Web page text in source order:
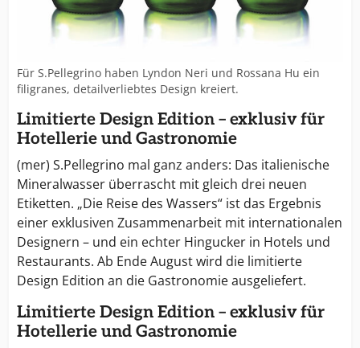
Für S.Pellegrino haben Lyndon Neri und Rossana Hu ein
filigranes, detailverliebtes Design kreiert.
Limitierte Design Edition – exklusiv für
Hotellerie und Gastronomie
(mer) S.Pellegrino mal ganz anders: Das italienische
Mineralwasser überrascht mit gleich drei neuen
Etiketten. „Die Reise des Wassers“ ist das Ergebnis
einer exklusiven Zusammenarbeit mit internationalen
Designern – und ein echter Hingucker in Hotels und
Restaurants. Ab Ende August wird die limitierte
Design Edition an die Gastronomie ausgeliefert.
Limitierte Design Edition – exklusiv für
Hotellerie und Gastronomie